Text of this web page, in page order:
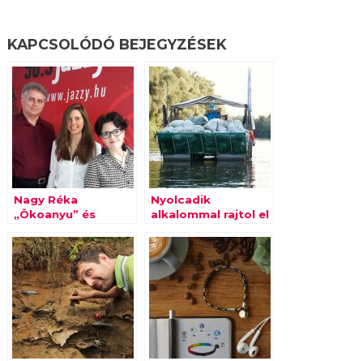
KAPCSOLÓDÓ BEJEGYZÉSEK
Nagy Réka
„Ökoanyu” és
Márkamonitor ma
esti műsorában
Nyolcadik
alkalommal rajtol el